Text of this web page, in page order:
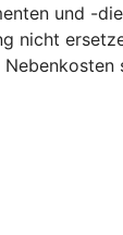
und -
nicht